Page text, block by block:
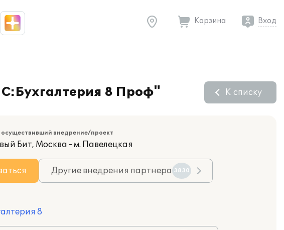
Корзина Вход
8 Проф" К списку
осуществивший внедрение/проект
Бит, Москва - м. Павелецкая
Другие внедрения партнера 3830
8